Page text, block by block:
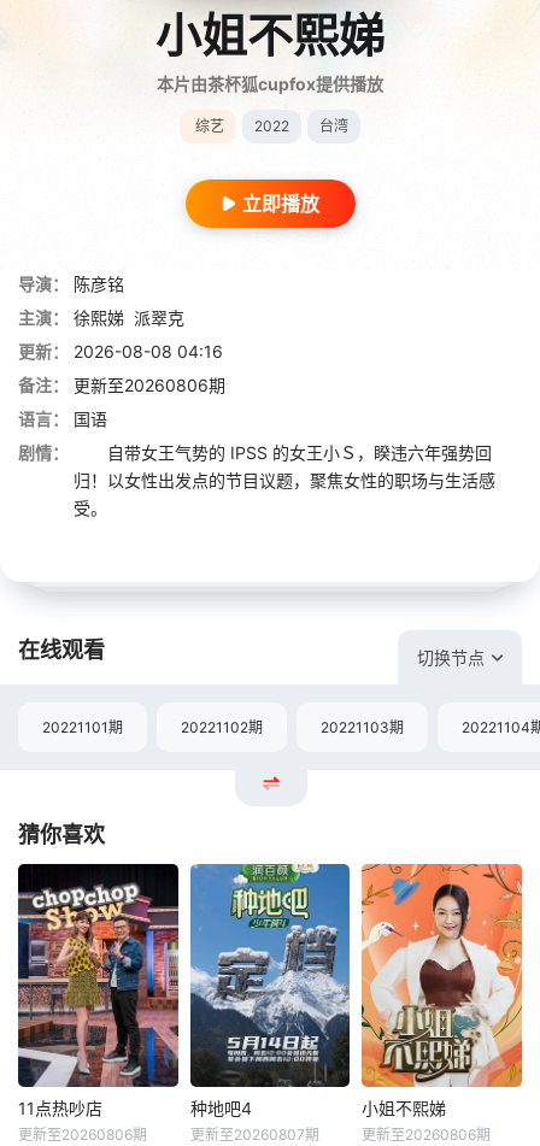
小姐不熙娣
本片由茶杯狐cupfox提供播放
综艺 2022 台湾
立即播放
导演：
陈彦铭
主演：
徐熙娣 派翠克
更新：
2026-08-08 04:16
备注：
更新至20260806期
语言：
国语
剧情：
自带女王气势的 IPSS 的女王小Ｓ，睽违六年强势回
归！以女性出发点的节目议题，聚焦女性的职场与生活感
受。
在线观看 切换节点
20221101期 20221102期 20221103期 20221104
猜你喜欢
11点热吵店
更新至20260806期
种地吧4
更新至20260807期
小姐不熙娣
更新至20260806期